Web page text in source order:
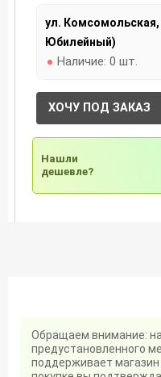
ул.
Юбилейный)
Наличие: 0 шт.
ХОЧУ ПОД ЗАКАЗ
Нашли
дешевле?
Обращаем внимание:
предустановленного
поддерживает